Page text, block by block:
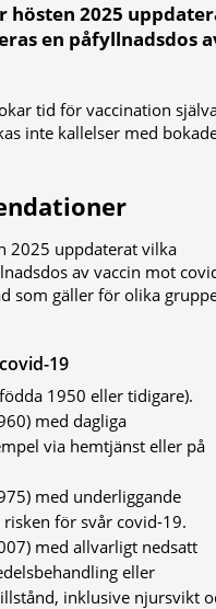
hösten 2025
en påfyllnadsdos
tid för vaccination
inte kallelser med
2025 uppdaterat vilka
av vaccin mot
som gäller för olika
19
1950 eller tidigare).
med dagliga
via hemtjänst eller på
med underliggande
för svår covid-19.
med allvarligt nedsatt
eller
inklusive njursvikt